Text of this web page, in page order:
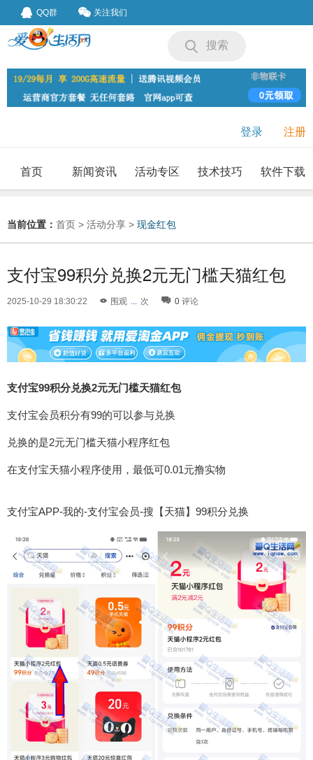
QQ群 关注我们
搜索
登录 注册
首页 新闻资讯 活动专区 技术技巧 软件下载
当前位置： 首页 > 活动分享 > 现金红包
支付宝99积分兑换2元无门槛天猫红包
2025-10-29 18:30:22 围观 ... 次 0 评论
支付宝99积分兑换2元无门槛天猫红包
支付宝会员积分有99的可以参与兑换
兑换的是2元无门槛天猫小程序红包
在支付宝天猫小程序使用，最低可0.01元撸实物
支付宝APP-我的-支付宝会员-搜【天猫】99积分兑换